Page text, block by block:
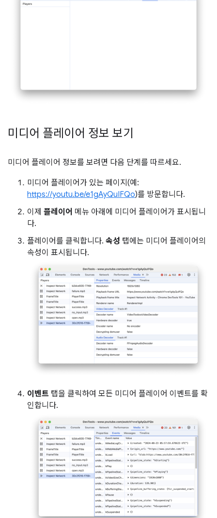
미디어 플레이어 정보 보기
미디어 플레이어 정보를 보려면 다음 단계를 따르세요.
미디어 플레이어가 있는 페이지(예:
https://youtu.be/e1gAyQuIFQo)를 방문합니다.
이제 플레이어 메뉴 아래에 미디어 플레이어가 표시됩니
다.
플레이어를 클릭합니다. 속성 탭에는 미디어 플레이어의
속성이 표시됩니다.
이벤트 탭을 클릭하여 모든 미디어 플레이어 이벤트를 확
인합니다.